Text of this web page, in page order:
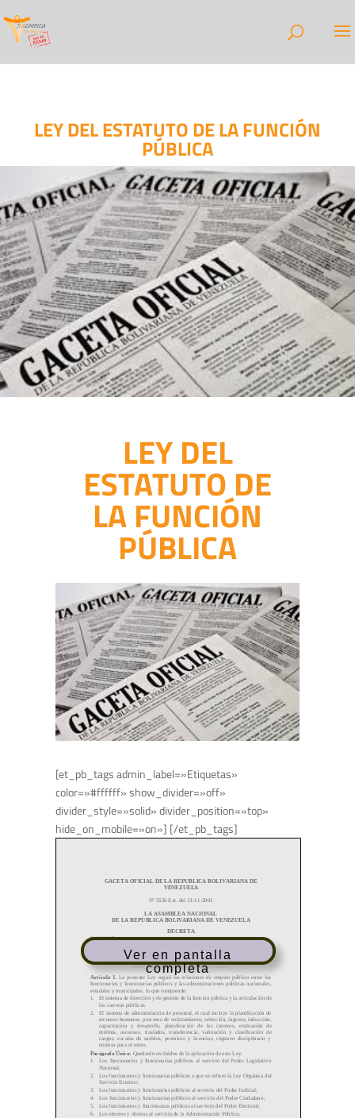
LEY DEL ESTATUTO DE LA FUNCIÓN
PÚBLICA
LEY DEL
ESTATUTO DE
LA FUNCIÓN
PÚBLICA
[et_pb_tags admin_label=»Etiquetas»
color=»#ffffff» show_divider=»off»
divider_style=»solid» divider_position=»top»
hide_on_mobile=»on»] [/et_pb_tags]
Ver en pantalla
completa